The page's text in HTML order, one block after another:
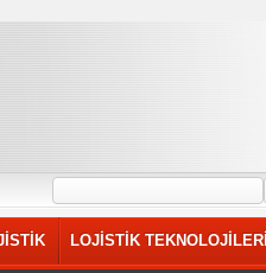
LOJİSTİK TEKNOLOJİLERİ